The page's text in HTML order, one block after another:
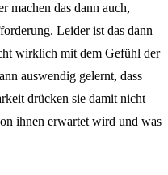
machen das dann auch,
Leider ist das dann
wirklich mit dem Gefühl der
auswendig gelernt, dass
drücken sie damit nicht
ihnen erwartet wird und was